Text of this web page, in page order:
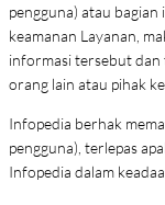
pengguna) atau
keamanan Layanan,
informasi tersebut dan
orang lain atau pihak
Infopedia berhak
pengguna), terlepas
Infopedia dalam